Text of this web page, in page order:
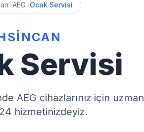
AEG Ocak Servisi
Servisi
AEG cihazlarınız için uzman
hizmetinizdeyiz.